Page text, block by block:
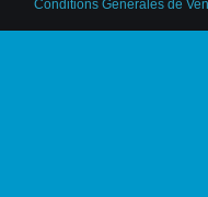
Conditions Générales de